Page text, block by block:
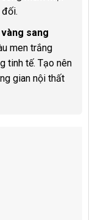
đối.
sang
men trắng
tinh tế. Tạo nên
gian nội thất